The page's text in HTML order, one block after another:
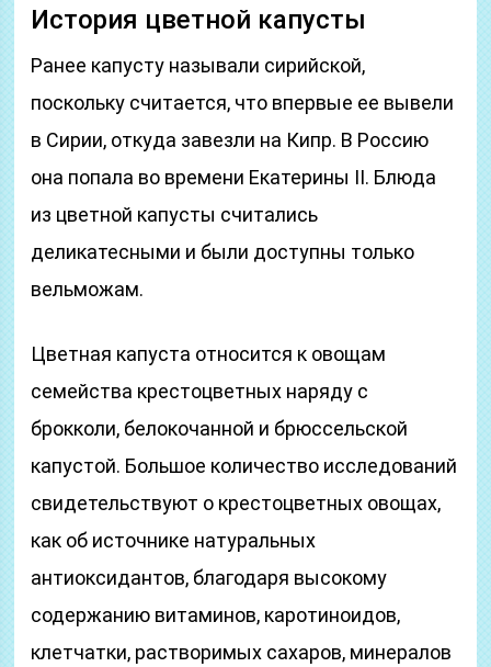
История цветной капусты
Ранее капусту называли сирийской,
поскольку считается, что впервые ее вывели
в Сирии, откуда завезли на Кипр. В Россию
она попала во времени Екатерины II. Блюда
из цветной капусты считались
деликатесными и были доступны только
вельможам.
Цветная капуста относится к овощам
семейства крестоцветных наряду с
брокколи, белокочанной и брюссельской
капустой. Большое количество исследований
свидетельствуют о крестоцветных овощах,
как об источнике натуральных
антиоксидантов, благодаря высокому
содержанию витаминов, каротиноидов,
клетчатки, растворимых сахаров, минералов